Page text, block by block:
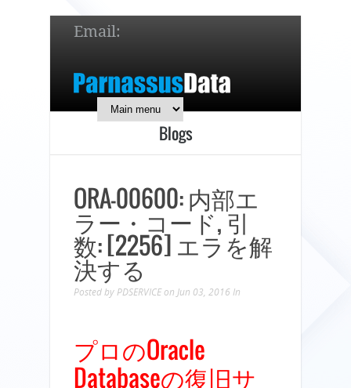
Email:
7 x 24 online support!
English
Blogs
ORA-00600: 内部エ
ラー・コード, 引
数: [2256] エラを解
決する
Posted by PDSERVICE on Jun 03, 2016 In
プロのOracle
Databaseの復旧サ